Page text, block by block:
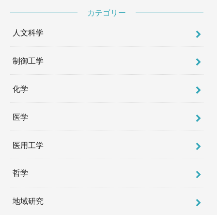
カテゴリー
人文科学
制御工学
化学
医学
医用工学
哲学
地域研究